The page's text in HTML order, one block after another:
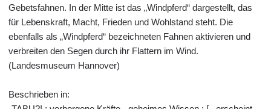
Gebetsfahnen. In der Mitte ist das „Windpferd“ dargestellt, das
für Lebenskraft, Macht, Frieden und Wohlstand steht. Die
ebenfalls als „Windpferd“ bezeichneten Fahnen aktivieren und
verbreiten den Segen durch ihr Flattern im Wind.
(Landesmuseum Hannover)
Beschrieben in: